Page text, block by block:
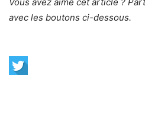
avec les boutons ci-dessous.